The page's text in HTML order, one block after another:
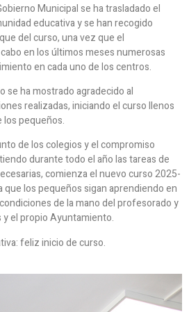
Municipal se ha trasladado el
educativa y se han recogido
del curso, una vez que el
en los últimos meses numerosas
en cada uno de los centros.
se ha mostrado agradecido al
realizadas, iniciando el curso llenos
los pequeños.
de los colegios y el compromiso
durante todo el año las tareas de
comienza el nuevo curso 2025-
que los pequeños sigan aprendiendo en
de la mano del profesorado y
y el propio Ayuntamiento.
feliz inicio de curso.